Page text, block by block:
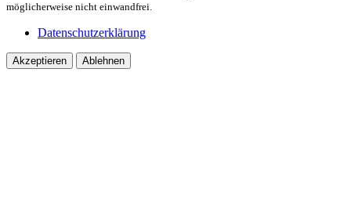
möglicherweise nicht einwandfrei.
Datenschutzerklärung
Akzeptieren Ablehnen